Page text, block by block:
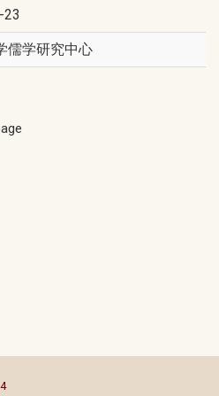
儒学研究中心